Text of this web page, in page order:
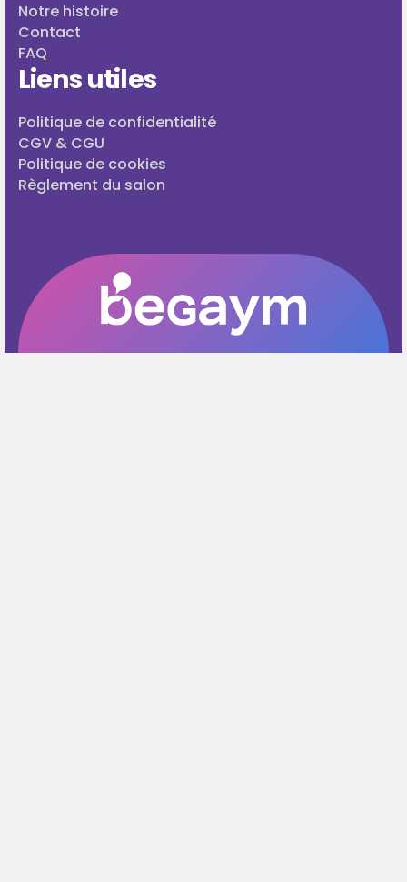
Notre histoire
Contact
FAQ
Liens utiles
Politique de confidentialité
CGV & CGU
Politique de cookies
Règlement du salon